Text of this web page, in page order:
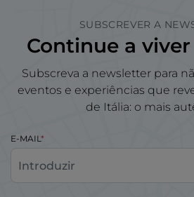
SUBSCREVER A
Continue a
Subscreva a newsletter para
eventos e experiências que
de Itália: o mais
E-MAIL